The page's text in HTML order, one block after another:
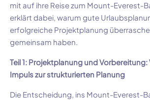
mit auf ihre Reise zum Mount-Everest-
erklärt dabei, warum gute
erfolgreiche Projektplanung
gemeinsam haben.
Teil 1: Projektplanung und
Impuls zur strukturierten Planung
Die Entscheidung, ins Mount-Everest-